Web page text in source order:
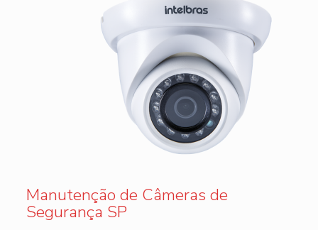
Manutenção de Câmeras de
Segurança SP